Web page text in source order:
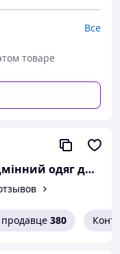
Все
товаре
vidminno.com.ua - відмінний одяг для всієї родини
380